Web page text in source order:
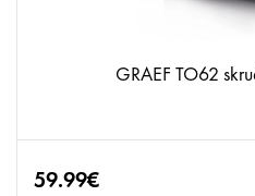
GRAEF TO62
59.99€